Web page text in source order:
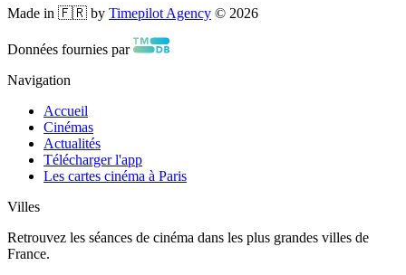
Made in 🇫🇷 by Timepilot Agency © 2026
Données fournies par
Navigation
Accueil
Cinémas
Actualités
Télécharger l'app
Les cartes cinéma à Paris
Villes
Retrouvez les séances de cinéma dans les plus grandes villes de
France.